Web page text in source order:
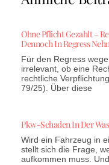
Ohne Pflicht Gezahlt –
Dennoch In Regress
Für den Regress
irrelevant, ob eine
rechtliche
79/25). Über diese
Pkw-Schaden In Der
Wird ein Fahrzeug in
stellt sich die Frage,
aufkommen muss.